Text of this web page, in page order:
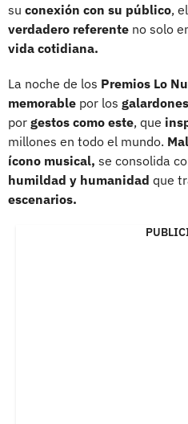
su conexión con su público,
verdadero referente no solo
vida cotidiana.
La noche de los Premios Lo
memorable por los
por gestos como este, que
millones en todo el mundo.
ícono musical, se consolida
humildad y humanidad que
escenarios.